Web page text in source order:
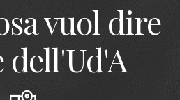
vuol dire
dell'Ud'A